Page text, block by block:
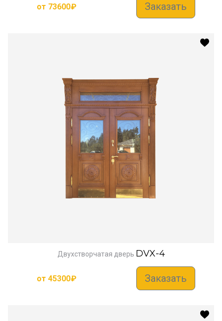
от 73600₽ Заказать
Двухстворчатая дверь DVX-4
от 45300₽ Заказать